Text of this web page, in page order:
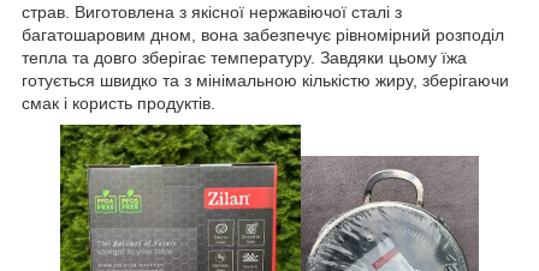
страв. Виготовлена з якісної нержавіючої сталі з
багатошаровим дном, вона забезпечує рівномірний розподіл
тепла та довго зберігає температуру. Завдяки цьому їжа
готується швидко та з мінімальною кількістю жиру, зберігаючи
смак і користь продуктів.